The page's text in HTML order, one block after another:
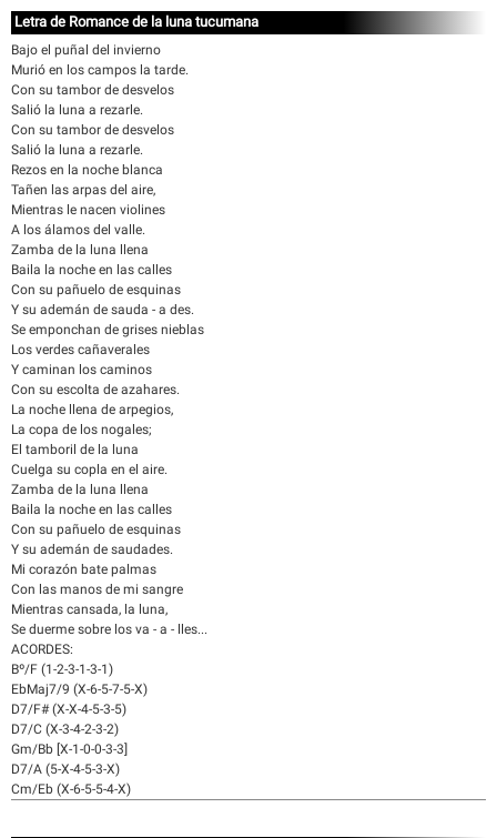
Letra de Romance de la luna tucumana
Bajo el puñal del invierno
Murió en los campos la tarde.
Con su tambor de desvelos
Salió la luna a rezarle.
Con su tambor de desvelos
Salió la luna a rezarle.
Rezos en la noche blanca
Tañen las arpas del aire,
Mientras le nacen violines
A los álamos del valle.
Zamba de la luna llena
Baila la noche en las calles
Con su pañuelo de esquinas
Y su ademán de sauda - a des.
Se emponchan de grises nieblas
Los verdes cañaverales
Y caminan los caminos
Con su escolta de azahares.
La noche llena de arpegios,
La copa de los nogales;
El tamboril de la luna
Cuelga su copla en el aire.
Zamba de la luna llena
Baila la noche en las calles
Con su pañuelo de esquinas
Y su ademán de saudades.
Mi corazón bate palmas
Con las manos de mi sangre
Mientras cansada, la luna,
Se duerme sobre los va - a - lles...
ACORDES:
Bº/F (1-2-3-1-3-1)
EbMaj7/9 (X-6-5-7-5-X)
D7/F# (X-X-4-5-3-5)
D7/C (X-3-4-2-3-2)
Gm/Bb [X-1-0-0-3-3]
D7/A (5-X-4-5-3-X)
Cm/Eb (X-6-5-5-4-X)